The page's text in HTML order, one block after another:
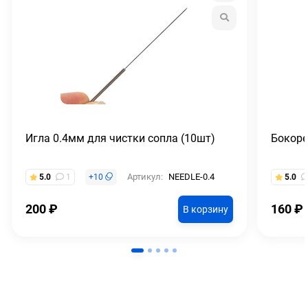
Игла 0.4мм для чистки сопла (10шт)
5.0 1 +10 Артикул: NEEDLE-0.4
200₽ В корзину
5.0
160₽